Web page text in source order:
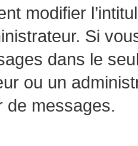
modifier
Si
dans le
ou un
de messages.